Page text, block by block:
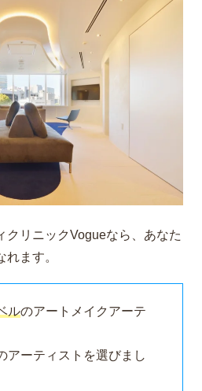
クリニックVogueなら、あなた
ます。
ルのアートメイクアーテ
アーティストを選びまし